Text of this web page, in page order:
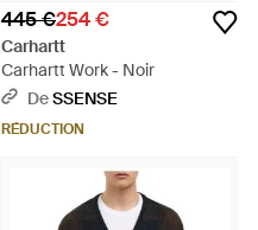
445 €254 €
Carhartt
Carhartt Work - Noir
DeSSENSE
RÉDUCTION